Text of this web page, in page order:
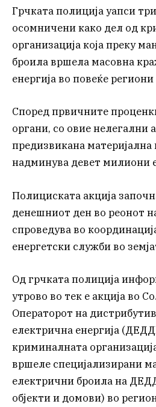
Грчката полиција уапси
осомничени како дел од
организација која преку
броила вршела масовна
енергија во повеќе
Според првичните
органи, со овие нелегални
предизвикана материјална
надминува девет милиони
Полициската акција
денешниот ден во реонот
спроведува во
енергетски служби во
Од грчката полиција
утрово во тек е акција во
Операторот на
електрична енергија
криминалната
вршеле специјализирани
електрични броила на
објекти и домови) во